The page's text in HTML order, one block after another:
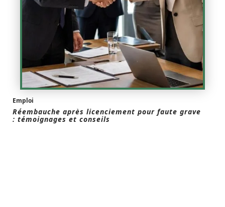
Emploi
Réembauche après licenciement pour faute grave
: témoignages et conseils